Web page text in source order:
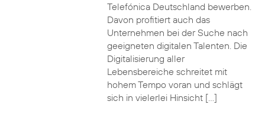
Telefónica Deutschland bewerben.
Davon profitiert auch das
Unternehmen bei der Suche nach
geeigneten digitalen Talenten. Die
Digitalisierung aller
Lebensbereiche schreitet mit
hohem Tempo voran und schlägt
sich in vielerlei Hinsicht […]